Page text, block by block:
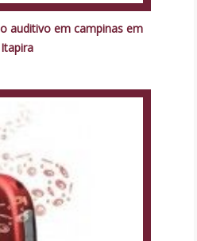
auditivo em campinas em
Itapira